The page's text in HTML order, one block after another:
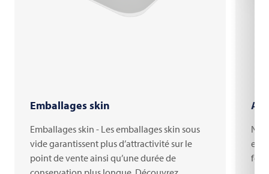
Emballages skin
Emballages skin - Les emballages skin sous
vide garantissent plus d’attractivité sur le
point de vente ainsi qu’une durée de
est